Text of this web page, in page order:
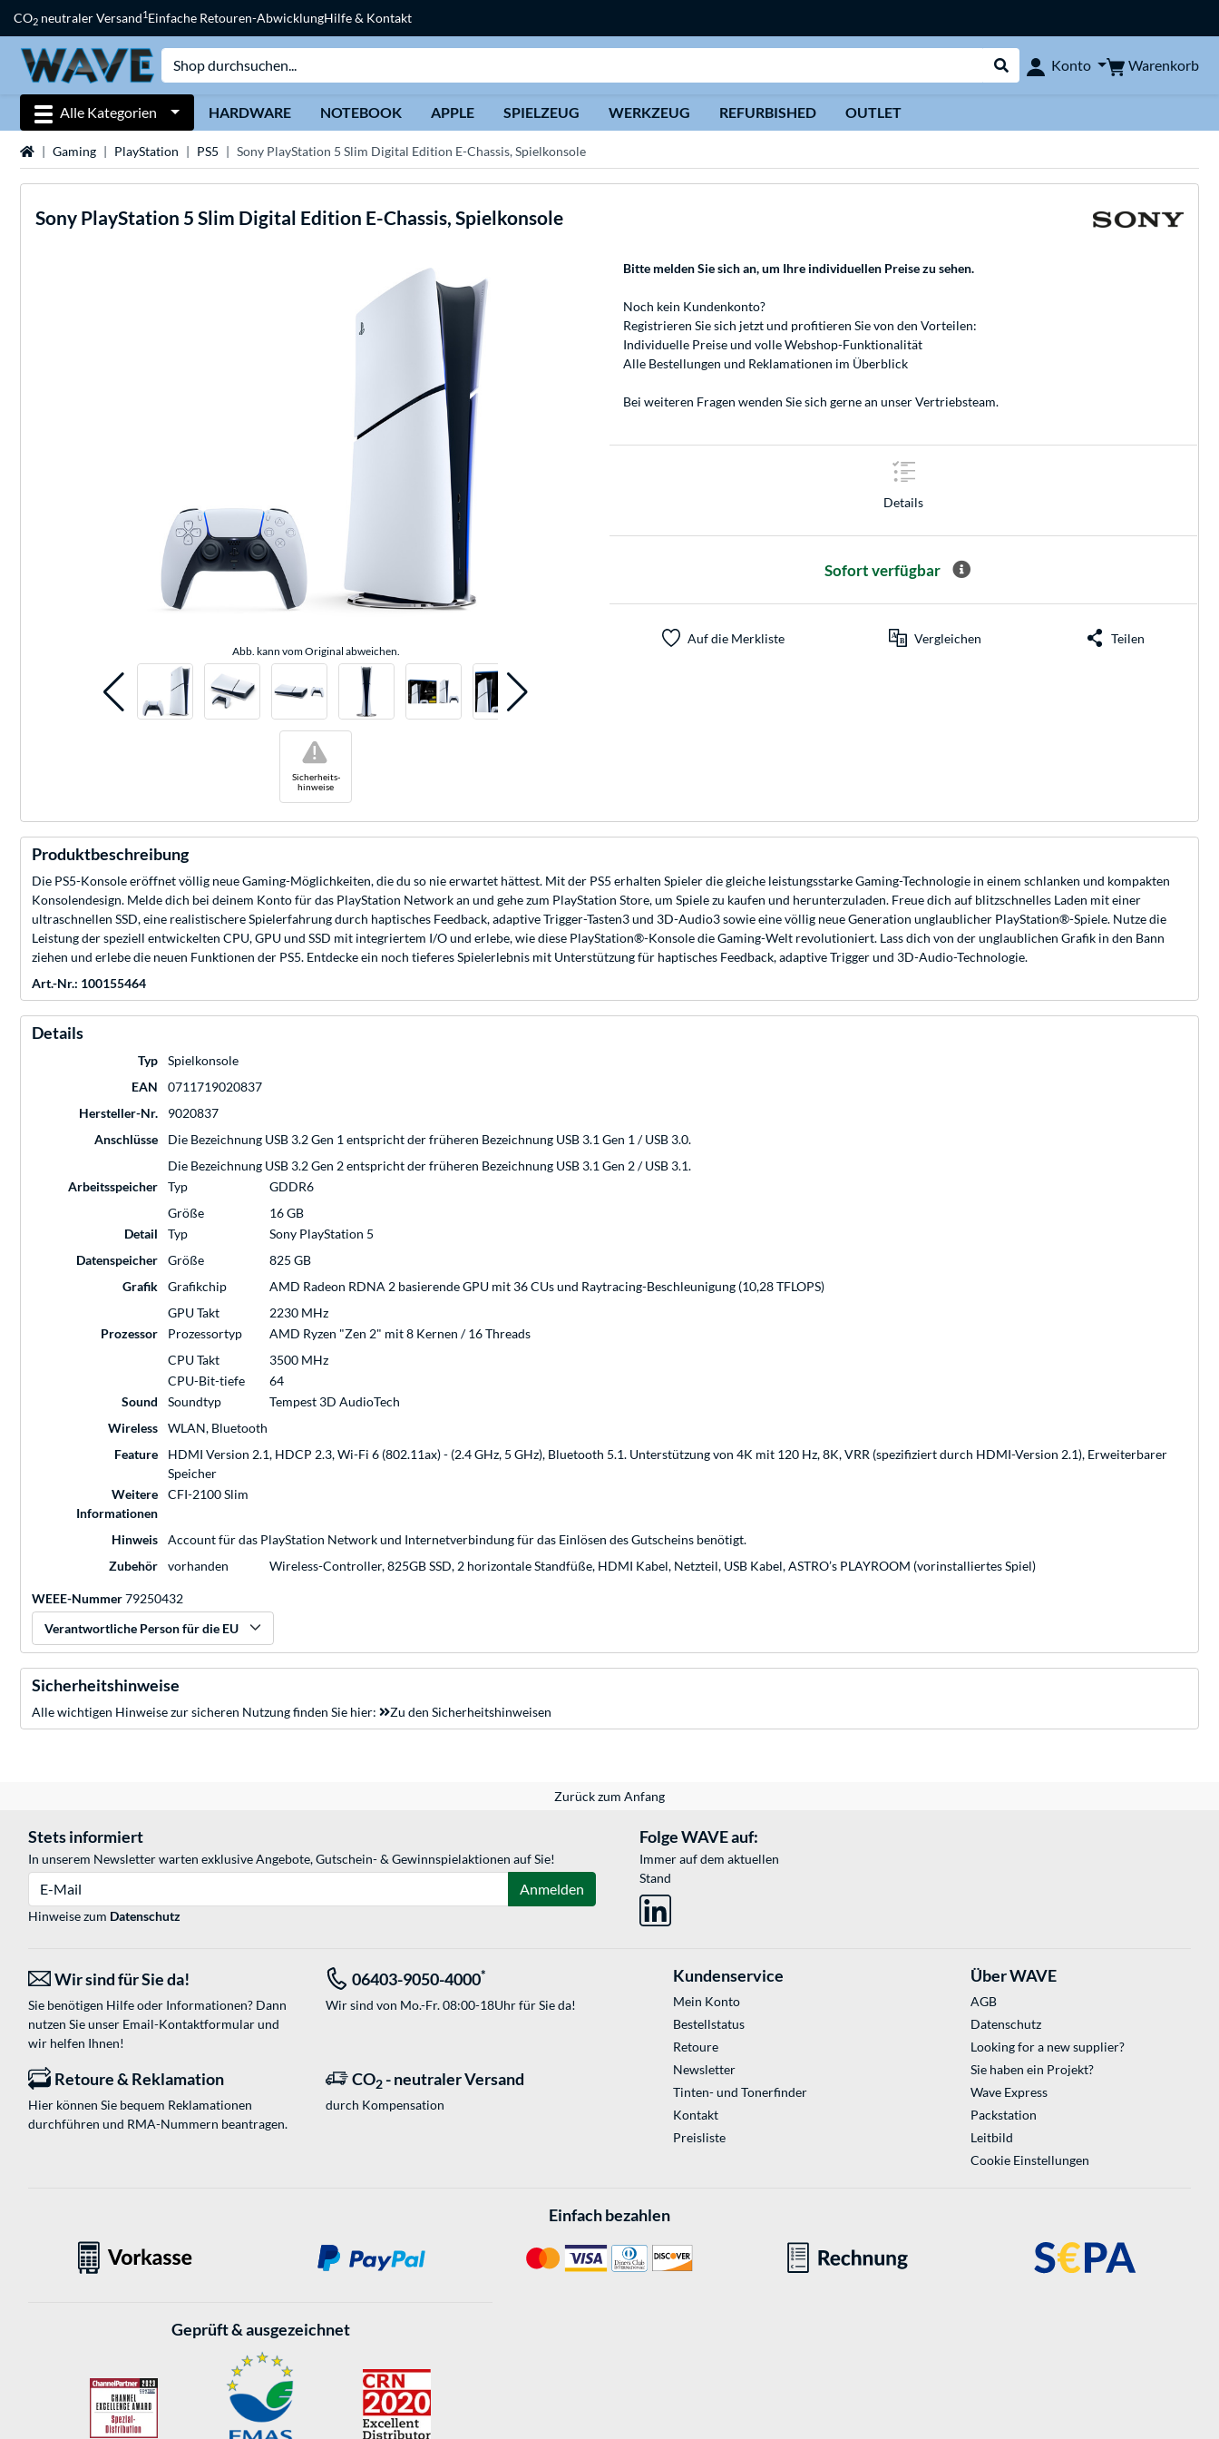
CO2 neutraler Versand1Einfache Retouren-AbwicklungHilfe & Kontakt
Suche durchführen
Konto Warenkorb
Alle Kategorien HARDWARE NOTEBOOK APPLE SPIELZEUG WERKZEUG REFURBISHED OUTLET
StartseiteGaming PlayStation PS5 Sony PlayStation 5 Slim Digital Edition E-Chassis, Spielkonsole
Sony PlayStation 5 Slim Digital Edition E-Chassis, Spielkonsole
Abb. kann vom Original abweichen.
Sicherheits-
hinweise
!
Bitte melden Sie sich an, um Ihre individuellen Preise zu sehen.
Noch kein Kundenkonto?
Registrieren Sie sich jetzt und profitieren Sie von den Vorteilen:
Individuelle Preise und volle Webshop-Funktionalität
Alle Bestellungen und Reklamationen im Überblick
Bei weiteren Fragen wenden Sie sich gerne an unserVertriebsteam.
Details
Sofort verfügbar
Auf die Merkliste Vergleichen Teilen
Produktbeschreibung
Die PS5-Konsole eröffnet völlig neue Gaming-Möglichkeiten, die du so nie erwartet hättest. Mit der PS5 erhalten Spieler die gleiche leistungsstarke Gaming-Technologie in einem schlanken und kompakten
Konsolendesign. Melde dich bei deinem Konto für das PlayStation Network an und gehe zum PlayStation Store, um Spiele zu kaufen und herunterzuladen. Freue dich auf blitzschnelles Laden mit einer
ultraschnellen SSD, eine realistischere Spielerfahrung durch haptisches Feedback, adaptive Trigger-Tasten3 und 3D-Audio3 sowie eine völlig neue Generation unglaublicher PlayStation®-Spiele. Nutze die
Leistung der speziell entwickelten CPU, GPU und SSD mit integriertem I/O und erlebe, wie diese PlayStation®-Konsole die Gaming-Welt revolutioniert. Lass dich von der unglaublichen Grafik in den Bann
ziehen und erlebe die neuen Funktionen der PS5. Entdecke ein noch tieferes Spielerlebnis mit Unterstützung für haptisches Feedback, adaptive Trigger und 3D-Audio-Technologie.
Art.-Nr.: 100155464
Details
Typ
Spielkonsole
EAN
0711719020837
Hersteller-Nr.
9020837
Anschlüsse
Die Bezeichnung USB 3.2 Gen 1 entspricht der früheren Bezeichnung USB 3.1 Gen 1 / USB 3.0.
Die Bezeichnung USB 3.2 Gen 2 entspricht der früheren Bezeichnung USB 3.1 Gen 2 / USB 3.1.
Arbeitsspeicher
Typ
GDDR6
Größe
16 GB
Detail
Typ
Sony PlayStation 5
Datenspeicher
Größe
825 GB
Grafik
Grafikchip
AMD Radeon RDNA 2 basierende GPU mit 36 CUs und Raytracing-Beschleunigung (10,28 TFLOPS)
GPU Takt
2230 MHz
Prozessor
Prozessortyp
AMD Ryzen "Zen 2" mit 8 Kernen / 16 Threads
CPU Takt
3500 MHz
CPU-Bit-tiefe
64
Sound
Soundtyp
Tempest 3D AudioTech
Wireless
WLAN, Bluetooth
Feature
HDMI Version 2.1, HDCP 2.3, Wi-Fi 6 (802.11ax) - (2.4 GHz, 5 GHz), Bluetooth 5.1. Unterstützung von 4K mit 120 Hz, 8K, VRR (spezifiziert durch HDMI-Version 2.1), Erweiterbarer
Speicher
Weitere
Informationen
CFI-2100 Slim
Hinweis
Account für das PlayStation Network und Internetverbindung für das Einlösen des Gutscheins benötigt.
Zubehör
vorhanden Wireless-Controller, 825GB SSD, 2 horizontale Standfüße, HDMI Kabel, Netzteil, USB Kabel, ASTRO’s PLAYROOM (vorinstalliertes Spiel)
WEEE-Nummer79250432
Verantwortliche Person für die EU
Sicherheitshinweise
Alle wichtigen Hinweise zur sicheren Nutzung finden Sie hier: Zu den Sicherheitshinweisen
Zurück zum Anfang
Stets informiert
In unserem Newsletter warten exklusive Angebote, Gutschein- & Gewinnspielaktionen auf Sie!
Anmelden
Hinweise zum Datenschutz
Folge WAVE auf:
Immer auf dem aktuellen
Stand
Wir sind für Sie da!
Sie benötigen Hilfe oder Informationen? Dann
nutzen Sie unser Email-Kontaktformularund
wir helfen Ihnen!
06403-9050-4000*
Wir sind von Mo.-Fr. 08:00-18Uhr für Sie da!
Retoure & Reklamation
Hier können Sie bequem Reklamationen
durchführen und RMA-Nummern beantragen.
CO2 - neutraler Versand
durch Kompensation
Kundenservice
Mein Konto
Bestellstatus
Retoure
Newsletter
Tinten- und Tonerfinder
Kontakt
Preisliste
Über WAVE
AGB
Datenschutz
Looking for a new supplier?
Sie haben ein Projekt?
Wave Express
Packstation
Leitbild
Cookie Einstellungen
Einfach bezahlen
Geprüft & ausgezeichnet